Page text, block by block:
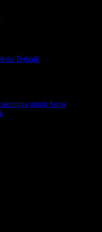
Terbaik
untuk Saya